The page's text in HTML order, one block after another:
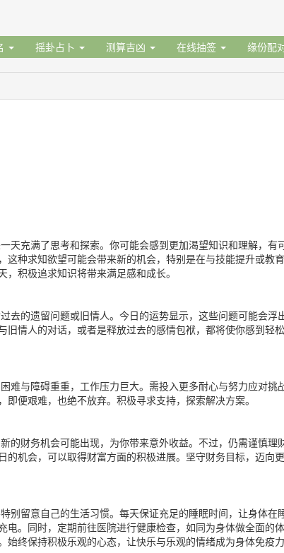
摇卦占卜 测算吉凶 在线抽签 缘份配
天充满了思考和探索。你可能会感到更加渴望知识和理解，有
这种求知欲望可能会带来新的机会，特别是在与技能提升或教
积极追求知识将带来满足感和成长。
去的遗留问题或旧情人。今日的运势显示，这些问题可能会浮
情人的对话，或者是释放过去的感情包袱，都将使你感到轻松
难与障碍重重，工作压力巨大。需投入更多耐心与努力应对挑
便艰难，也绝不放弃。积极寻求支持，探索解决方案。
的财务机会可能出现，为你带来意外收益。不过，仍需谨慎理
的机会，可以取得财富方面的积极进展。坚守财务目标，迈向
别留意自己的生活习惯。每天保证充足的睡眠时间，让身体在
电。同时，定期前往医院进行健康检查，如同为身体做全面的
始终保持积极乐观的心态，让快乐与乐观的情绪成为身体免疫